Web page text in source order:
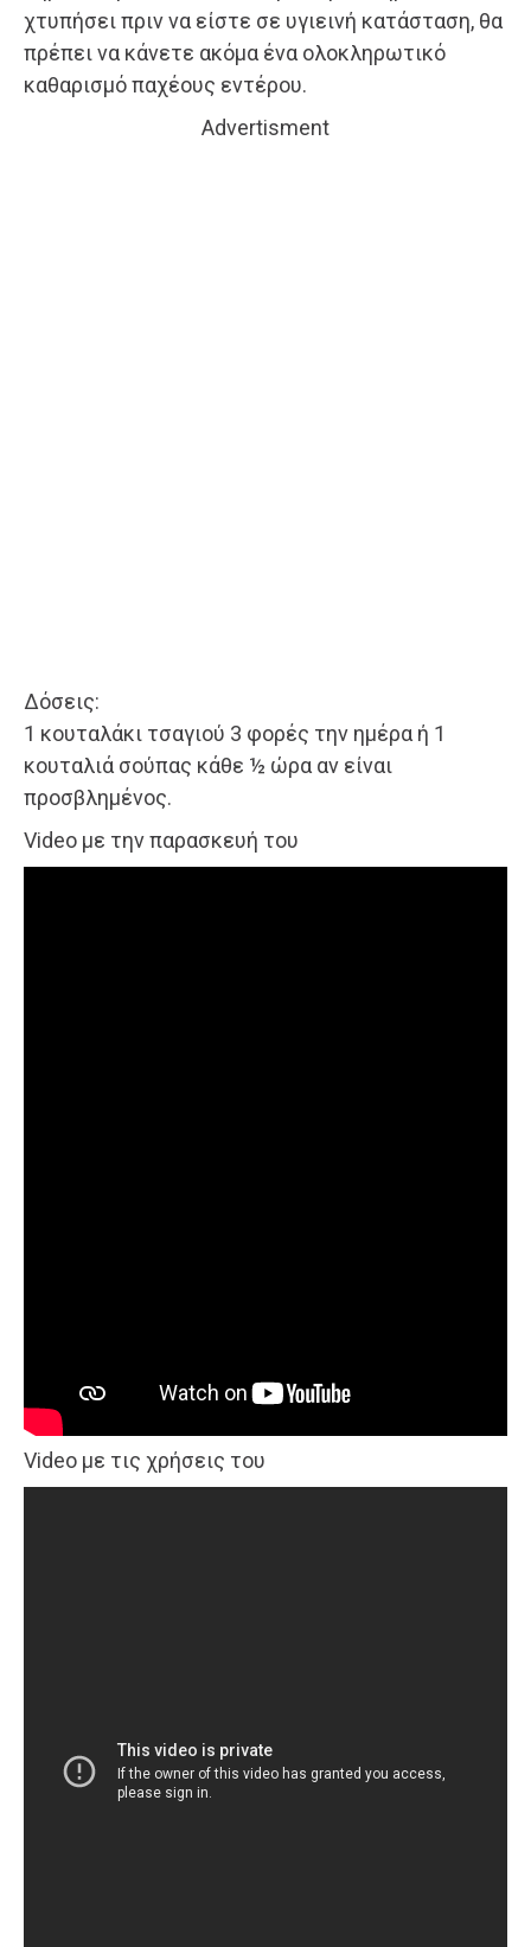
χτυπήσει πριν να είστε σε υγιεινή κατάσταση, θα
πρέπει να κάνετε ακόμα ένα ολοκληρωτικό
καθαρισμό παχέους εντέρου.
Advertisment
Δόσεις:
1 κουταλάκι τσαγιού 3 φορές την ημέρα ή 1
κουταλιά σούπας κάθε ½ ώρα αν είναι
προσβλημένος.
Video με την παρασκευή του
Video με τις χρήσεις του